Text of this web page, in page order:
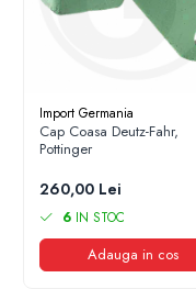
Import Germania
Cap Coasa Deutz-Fahr,
Pottinger
260,00 Lei
6 IN STOC
Adauga in cos